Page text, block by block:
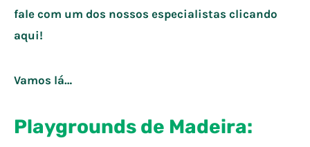
fale com um dos nossos especialistas clicando
aqui!
Vamos lá…
Playgrounds de Madeira: